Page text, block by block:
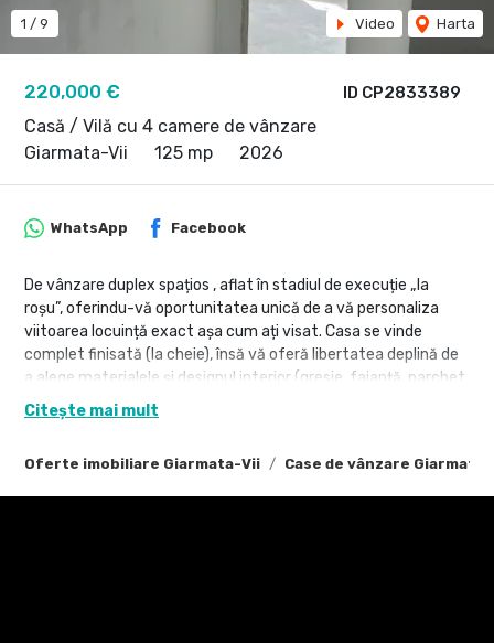
ID CP2833389
220,000 €
Casă / Vilă cu 4 camere de vânzare
Giarmata-Vii
125 mp 2026
1 / 9 Video Harta
Oferte imobiliare Giarmata-Vii Case de vânzare
WhatsApp Facebook
De vânzare duplex spațios , aflat în stadiul de execuție „la
roșu”, oferindu-vă oportunitatea unică de a vă personaliza
viitoarea locuință exact așa cum ați visat. Casa se vinde
complet finisată (la cheie), însă vă oferă libertatea deplină de
a alege materialele și designul interior (gresie, faianță, parchet,
uși, obiecte sanitare) si posibiliatea montării de panouri solare
pentru eficienta energetică.
Compartimentare functională:
Citește mai mult